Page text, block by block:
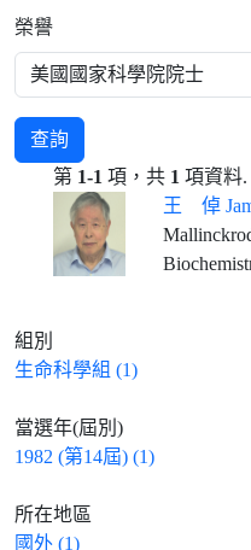
榮譽
查詢
第 1-1 項，共 1 項資料.
王 倬
Mallinckrodt Professor of
組別
生命科學組 (1)
當選年(屆別)
1982 (第14屆) (1)
所在地區
國外 (1)